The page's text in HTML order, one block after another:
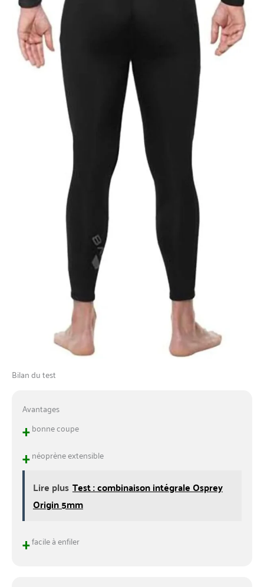
Bilan du test
Avantages
+bonne coupe
+néoprène extensible
Lire plus Test : combinaison intégrale Osprey
Origin 5mm
+facile à enfiler